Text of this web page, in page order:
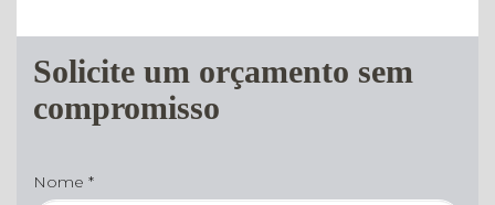
Solicite um orçamento sem
compromisso
Nome *